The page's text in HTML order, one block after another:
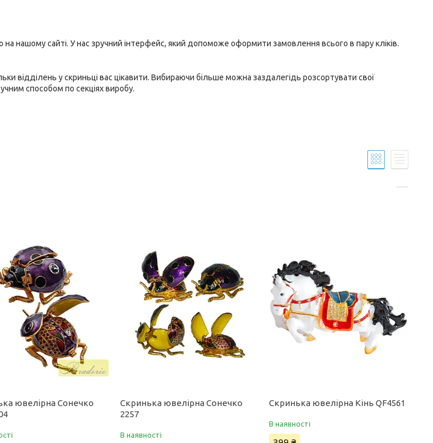
нашому сайті. У нас зручний інтерфейс, який допоможе оформити замовлення всього в пару кліків.
відділень у скриньці вас цікавити. Вибираючи більше можна заздалегідь розсортувати свої
способом по секціях виробу.
ювелірна Сонечко
Скринька ювелірна Сонечко
2257
В наявності
Скринька ювелірна Кінь QF4561
В наявності